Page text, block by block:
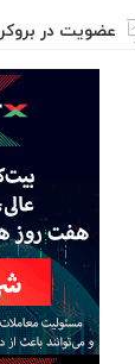
عضویت در بروکر Nordfx